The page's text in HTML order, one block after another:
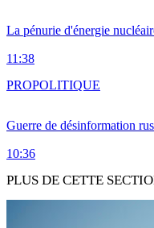
La pénurie d'énergie
11:38
Guerre de désinformation
10:36
PROPOLITIQUE
PLUS DE CETTE